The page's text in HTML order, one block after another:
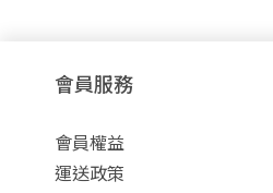
會員服務
會員權益
運送政策